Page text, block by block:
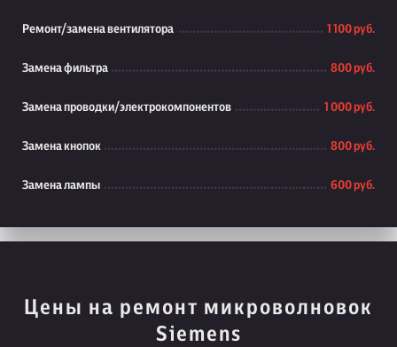
Ремонт/замена вентилятора 1 100 руб.
Замена фильтра 800 руб.
Замена проводки/электрокомпонентов 1 000 руб.
Замена кнопок 800 руб.
Замена лампы 600 руб.
Цены на ремонт микроволновок
Siemens